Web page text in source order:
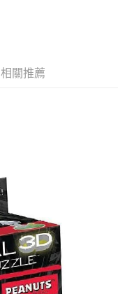
相關推薦